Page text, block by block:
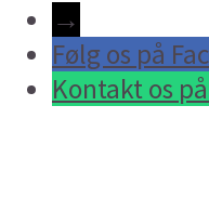
→
Følg os på
Kontakt os